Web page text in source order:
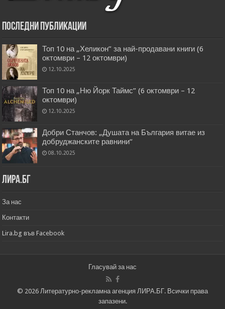
Последни публикации
Топ 10 на „Хеликон” за най-продавани книги (6
октомври – 12 октомври)
12.10.2025
Топ 10 на „Ню Йорк Таймс” (6 октомври – 12
октомври)
12.10.2025
Добри Станчов: „Душата на България витае из
добруджанските равнини“
08.10.2025
Лира.бг
За нас
Контакти
Lira.bg във Facebook
Гласувай за нас
© 2026 Литературно-рекламна агенция ЛИРА.БГ. Всички права
запазени.